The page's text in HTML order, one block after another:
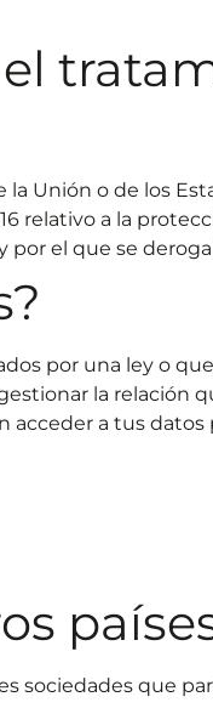
Unión o de los
relativo a la
el que se
por una ley o
la relación
acceder a tus datos
sociedades que